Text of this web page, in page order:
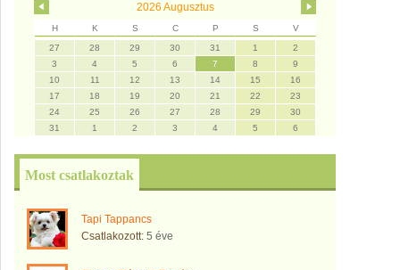
2026 Augusztus
H K S C P S
V
27
28 29 30 31 1
2
3
4 5 6 7 8
9
10
11 12 13 14 15
16
17
18 19 20 21 22
23
24
25 26 27 28 29
30
31
1 2 3 4 5 6
Most csatlakoztak
Tapi Tappancs
Csatlakozott: 5 éve